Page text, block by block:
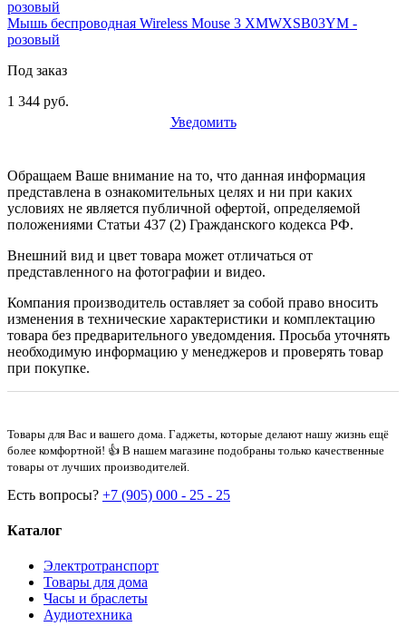
Мышь беспроводная Wireless Mouse 3 XMWXSB03YM -
розовый
Под заказ
1 344 руб.
Уведомить
Обращаем Ваше внимание на то, что данная информация
представлена в ознакомительных целях и ни при каких
условиях не является публичной офертой, определяемой
положениями Статьи 437 (2) Гражданского кодекса РФ.
Внешний вид и цвет товара может отличаться от
представленного на фотографии и видео.
Компания производитель оставляет за собой право вносить
изменения в технические характеристики и комплектацию
товара без предварительного уведомдения. Просьба уточнять
необходимую информацию у менеджеров и проверять товар
при покупке.
Товары для Вас и вашего дома. Гаджеты, которые делают нашу жизнь ещё
более комфортной! 👍 В нашем магазине подобраны только качественные
товары от лучших производителей.
Есть вопросы? +7 (905) 000 - 25 - 25
Каталог
Электротранспорт
Товары для дома
Часы и браслеты
Аудиотехника